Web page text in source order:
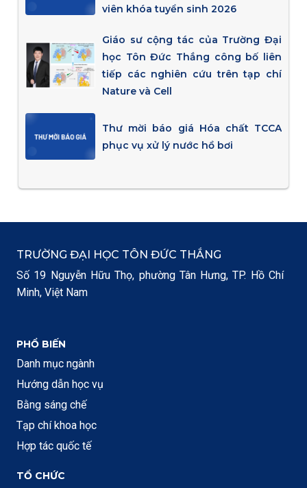
viên khóa tuyển sinh 2026
Giáo sư cộng tác của Trường Đại
học Tôn Đức Thắng công bố liên
tiếp các nghiên cứu trên tạp chí
Nature và Cell
Thư mời báo giá Hóa chất TCCA
phục vụ xử lý nước hồ bơi
TRƯỜNG ĐẠI HỌC TÔN ĐỨC THẮNG
Số 19 Nguyễn Hữu Thọ, phường Tân Hưng, TP. Hồ Chí
Minh, Việt Nam
PHỔ BIẾN
Danh mục ngành
Hướng dẫn học vụ
Bằng sáng chế
Tạp chí khoa học
Hợp tác quốc tế
TỔ CHỨC